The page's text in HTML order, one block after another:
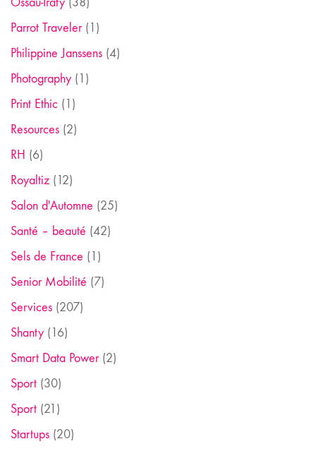
Parrot Traveler(1)
Philippine Janssens (4)
Photography (1)
Print Ethic (1)
Resources (2)
RH (6)
Royaltiz (12)
Salon d'Automne (25)
Santé – beauté (42)
Sels de France (1)
Senior Mobilité (7)
Services (207)
Shanty (16)
Smart Data Power(2)
Sport (30)
Sport (21)
Startups (20)